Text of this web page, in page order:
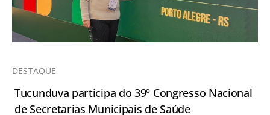
DESTAQUE
Tucunduva participa do 39º Congresso Nacional
de Secretarias Municipais de Saúde